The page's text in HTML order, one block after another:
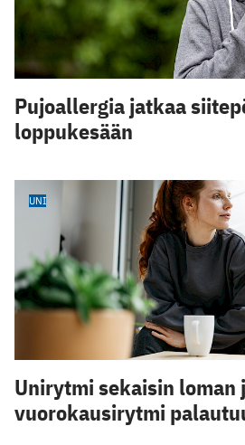
Pujoallergia jatkaa
loppukesään
UNI
Unirytmi sekaisin loman
vuorokausirytmi